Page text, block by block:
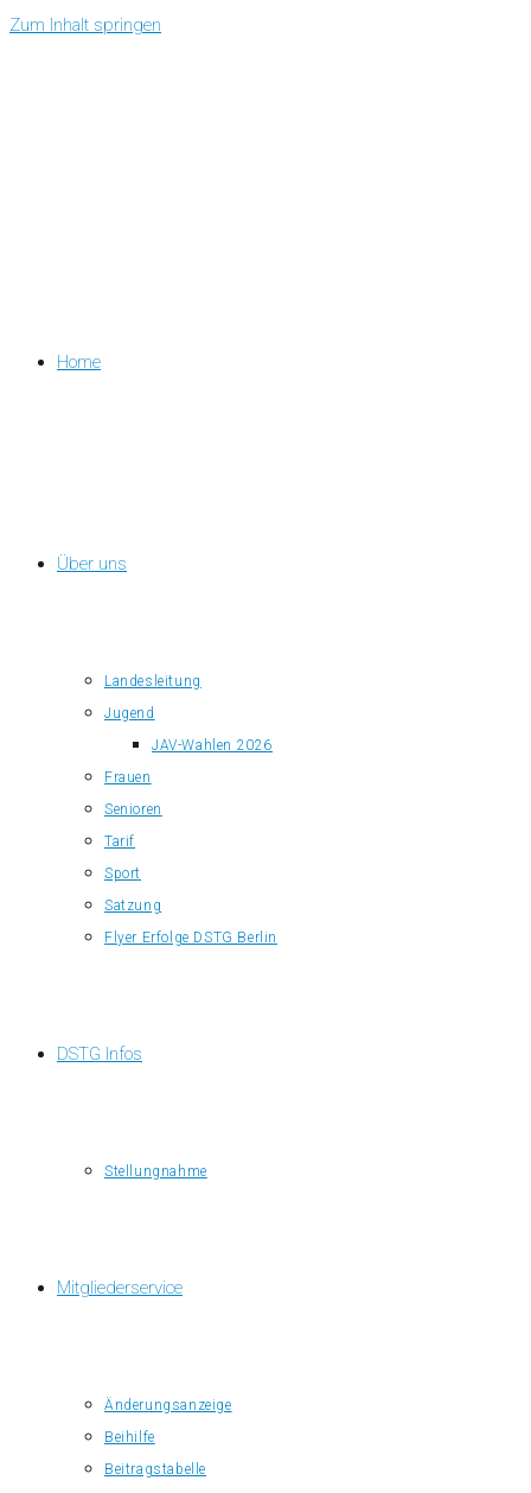
Zum Inhalt springen
Home
Über uns
Landesleitung
Jugend
JAV-Wahlen 2026
Frauen
Senioren
Tarif
Sport
Satzung
Flyer Erfolge DSTG Berlin
DSTG Infos
Stellungnahme
Mitgliederservice
Änderungsanzeige
Beihilfe
Beitragstabelle